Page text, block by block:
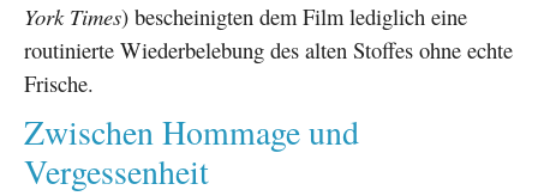
York Times) bescheinigten dem Film lediglich eine
routinierte Wiederbelebung des alten Stoffes ohne echte
Frische.
Zwischen Hommage und
Vergessenheit